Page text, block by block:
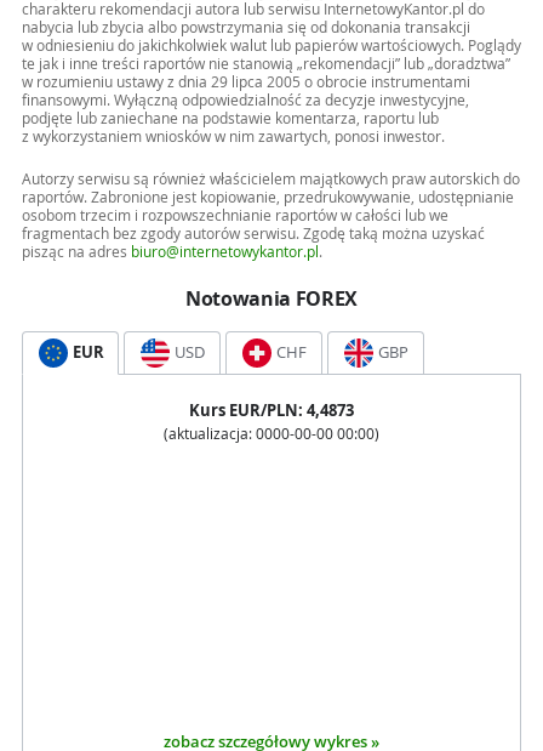
charakteru rekomendacji autora lub serwisu InternetowyKantor.pl do
nabycia lub zbycia albo powstrzymania się od dokonania transakcji
w odniesieniu do jakichkolwiek walut lub papierów wartościowych. Poglądy
te jak i inne treści raportów nie stanowią „rekomendacji” lub „doradztwa”
w rozumieniu ustawy z dnia 29 lipca 2005 o obrocie instrumentami
finansowymi. Wyłączną odpowiedzialność za decyzje inwestycyjne,
podjęte lub zaniechane na podstawie komentarza, raportu lub
z wykorzystaniem wniosków w nim zawartych, ponosi inwestor.
Autorzy serwisu są również właścicielem majątkowych praw autorskich do
raportów. Zabronione jest kopiowanie, przedrukowywanie, udostępnianie
osobom trzecim i rozpowszechnianie raportów w całości lub we
fragmentach bez zgody autorów serwisu. Zgodę taką można uzyskać
pisząc na adres biuro@internetowykantor.pl .
Notowania FOREX
EUR USD CHF GBP
Kurs EUR/PLN: 4,4873
(aktualizacja: 0000-00-00 00:00)
zobacz szczegółowy wykres »